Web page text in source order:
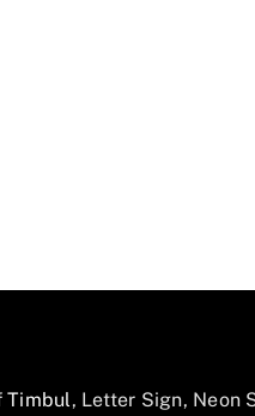
Timbul, Letter Sign, Neon